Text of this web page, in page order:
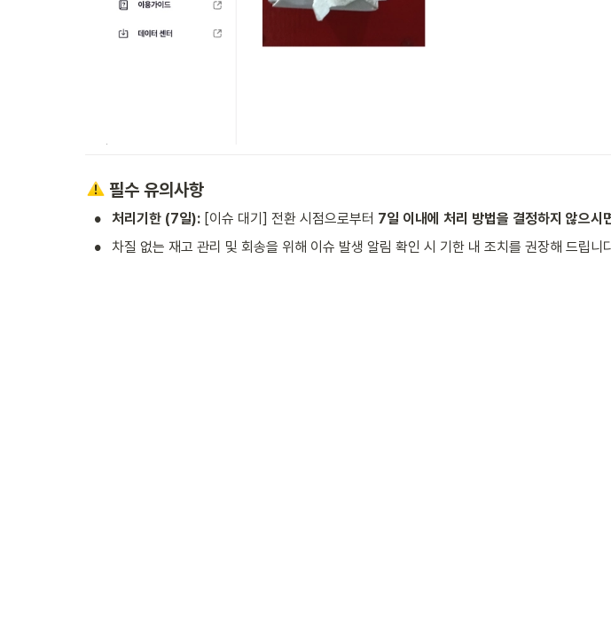
필수 유의사항
• 처리기한 (7일): [이슈 대기] 전환 시점으로부터 7일 이내에 처리 방법을 결정하지 않으시
• 차질 없는 재고 관리 및 회송을 위해 이슈 발생 알림 확인 시 기한 내 조치를 권장해 드립니